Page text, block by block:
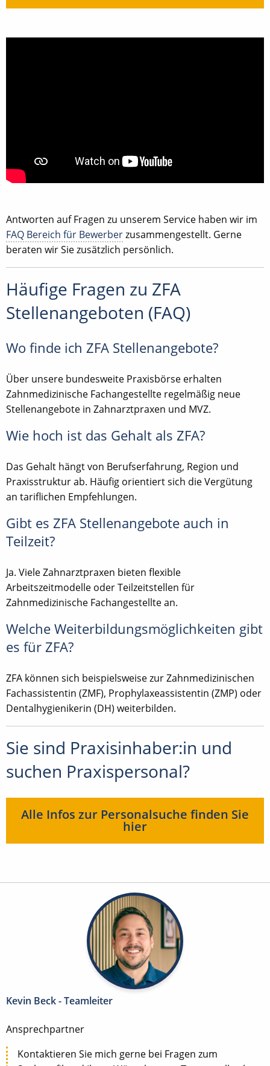
Antworten auf Fragen zu unserem Service haben wir im
FAQ Bereich für Bewerberzusammengestellt. Gerne
beraten wir Sie zusätzlich persönlich.
Häufige Fragen zu ZFA
Stellenangeboten (FAQ)
Wo finde ich ZFA Stellenangebote?
Über unsere bundesweite Praxisbörse erhalten
Zahnmedizinische Fachangestellte regelmäßig neue
Stellenangebote in Zahnarztpraxen und MVZ.
Wie hoch ist das Gehalt als ZFA?
Das Gehalt hängt von Berufserfahrung, Region und
Praxisstruktur ab. Häufig orientiert sich die Vergütung
an tariflichen Empfehlungen.
Gibt es ZFA Stellenangebote auch in
Teilzeit?
Ja. Viele Zahnarztpraxen bieten flexible
Arbeitszeitmodelle oder Teilzeitstellen für
Zahnmedizinische Fachangestellte an.
Welche Weiterbildungsmöglichkeiten gibt
es für ZFA?
ZFA können sich beispielsweise zur Zahnmedizinischen
Fachassistentin (ZMF), Prophylaxeassistentin (ZMP) oder
Dentalhygienikerin (DH) weiterbilden.
Sie sind Praxisinhaber:in und
suchen Praxispersonal?
Alle Infos zur Personalsuche finden Sie
hier
Kevin Beck - Teamleiter
Ansprechpartner
Kontaktieren Sie mich gerne bei Fragen zum